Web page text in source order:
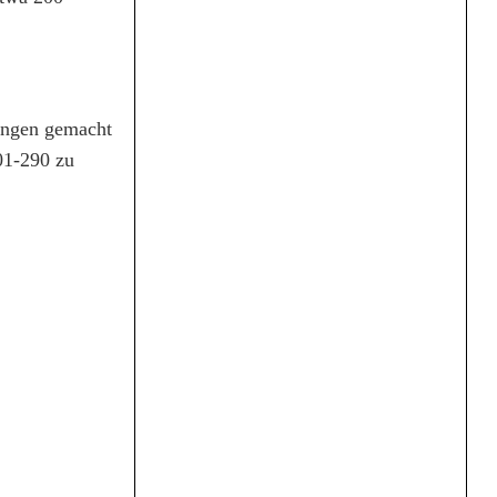
gemacht
290 zu